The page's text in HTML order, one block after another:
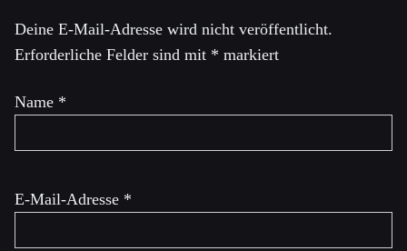
Deine E-Mail-Adresse wird nicht veröffentlicht.
Erforderliche Felder sind mit * markiert
Name *
E-Mail-Adresse *